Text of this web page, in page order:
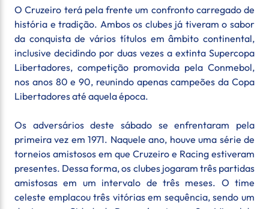
O Cruzeiro terá pela frente um confronto carregado de
história e tradição. Ambos os clubes já tiveram o sabor
da conquista de vários títulos em âmbito continental,
inclusive decidindo por duas vezes a extinta Supercopa
Libertadores, competição promovida pela Conmebol,
nos anos 80 e 90, reunindo apenas campeões da Copa
Libertadores até aquela época.
Os adversários deste sábado se enfrentaram pela
primeira vez em 1971. Naquele ano, houve uma série de
torneios amistosos em que Cruzeiro e Racing estiveram
presentes. Dessa forma, os clubes jogaram três partidas
amistosas em um intervalo de três meses. O time
celeste emplacou três vitórias em sequência, sendo um